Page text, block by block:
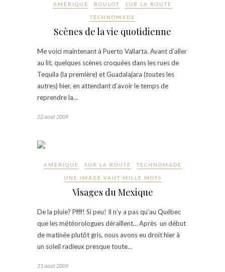
AMÉRIQUE BOULOT SUR LA ROUTE
TECHNOMADE
Scènes de la vie quotidienne
Me voici maintenant à Puerto Vallarta. Avant d’aller
au lit, quelques scènes croquées dans les rues de
Tequila (la première) et Guadalajara (toutes les
autres) hier, en attendant d’avoir le temps de
reprendre la…
22 août 2009
AMÉRIQUE SUR LA ROUTE TECHNOMADE
UNE IMAGE VAUT MILLE MOTS
Visages du Mexique
De la pluie? Pfff! Si peu! Il n’y a pas qu’au Québec
que les météorologues déraillent… Après un début
de matinée plutôt gris, nous avons eu droit hier à
un soleil radieux presque toute…
21 août 2009